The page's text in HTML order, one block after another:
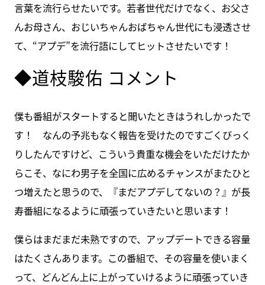
言葉を流行らせたいです。若者世代だけでなく、お父さ
んお母さん、おじいちゃんおばちゃん世代にも浸透させ
て、“アプデ”を流行語にしてヒットさせたいです！
◆道枝駿佑 コメント
僕も番組がスタートすると聞いたときはうれしかったで
す！ なんの予兆もなく報告を受けたのですごくびっく
りしたんですけど、こういう貴重な機会をいただけたか
らこそ、なにわ男子を全国に広めるチャンスがまたひと
つ増えたと思うので、『まだアプデしてないの？』が長
寿番組になるように頑張っていきたいと思います！
僕らはまだまだ未熟ですので、アップデートできる容量
はたくさんあります。この番組で、その容量を使いまく
って、どんどん上に上がっていけるように頑張っていき